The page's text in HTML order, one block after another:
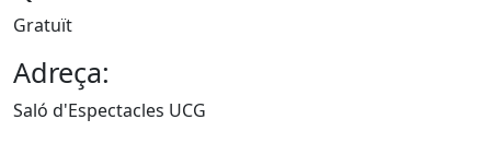
Gratuït
Adreça:
Saló d'Espectacles UCG